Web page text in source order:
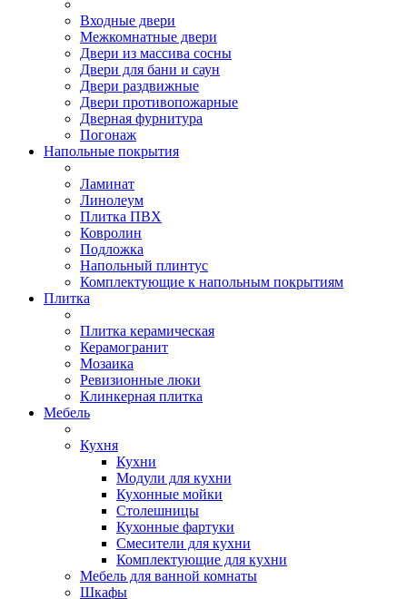
Входные двери
Межкомнатные двери
Двери из массива сосны
Двери для бани и саун
Двери раздвижные
Двери противопожарные
Дверная фурнитура
Погонаж
Напольные покрытия
Ламинат
Линолеум
Плитка ПВХ
Ковролин
Подложка
Напольный плинтус
Комплектующие к напольным покрытиям
Плитка
Плитка керамическая
Керамогранит
Мозаика
Ревизионные люки
Клинкерная плитка
Мебель
Кухня
Кухни
Модули для кухни
Кухонные мойки
Столешницы
Кухонные фартуки
Смесители для кухни
Комплектующие для кухни
Мебель для ванной комнаты
Шкафы